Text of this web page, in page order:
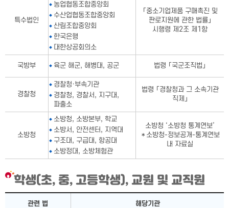
특수법인
농업협동조합중앙회
수산업협동조합중앙회
산림조합중앙회
한국은행
대한상공회의소
「중소기업제품 구매촉진 및
판로지원에 관한 법률」
시행령 제2조 제1항
국방부 육군 해군, 해병대, 공군 법령 「국군조직법」
경찰청
경찰청·부속기관
경찰청, 경찰서, 지구대,
파출소
법령 「경찰청과 그 소속기관
직제」
소방청
소방청, 소방본부, 학교
소방서, 안전센터, 지역대
구조대, 구급대, 항공대
소방정대, 소방체험관
소방청 ‘소방청 통계연보’
＊소방청-정보공개-통계연보
내 자료실
학생(초, 중, 고등학생), 교원 및 교직원
관련 법 해당기관